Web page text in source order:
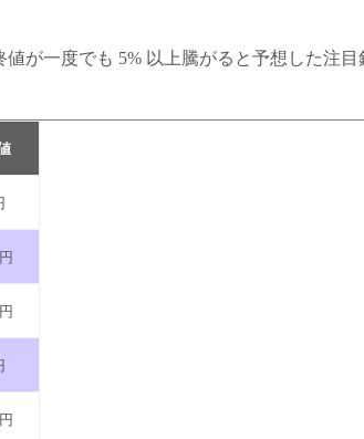
が一度でも 5% 以上騰がると予想した注目